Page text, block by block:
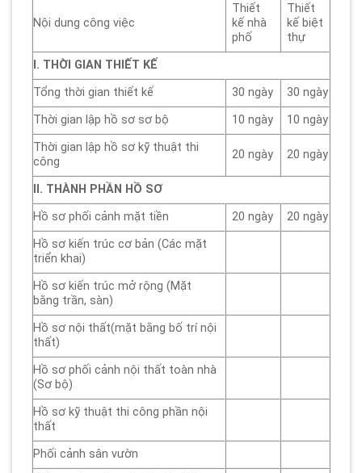
Nội dung công việc
Thiết
kế nhà
phố
Thiết
kế biệt
thự
I. THỜI GIAN THIẾT KẾ
Tổng thời gian thiết kế
30 ngày
30 ngày
Thời gian lập hồ sơ sơ bộ
10 ngày
10 ngày
Thời gian lập hồ sơ kỹ thuật thi
công
20 ngày 20 ngày
II. THÀNH PHẦN HỒ SƠ
Hồ sơ phối cảnh mặt tiền
20 ngày
20 ngày
Hồ sơ kiến trúc cơ bản (Các mặt
triển khai)
Hồ sơ kiến trúc mở rộng (Mặt
bằng trần, sàn)
Hồ sơ nội thất(mặt bằng bố trí nội
thất)
Hồ sơ phối cảnh nội thất toàn nhà
(Sơ bộ)
Hồ sơ kỹ thuật thi công phần nội
thất
Phối cảnh sân vườn